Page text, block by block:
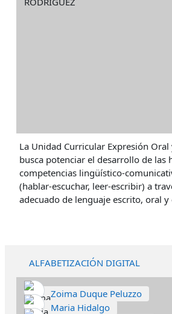
La Unidad Curricular Expresión Oral
busca potenciar el desarrollo de las
competencias lingüístico-
(hablar-escuchar, leer-escribir) a
adecuado de lenguaje escrito, oral
ALFABETIZACIÓN DIGITAL
Zoima Duque Peluzzo
Maria Hidalgo